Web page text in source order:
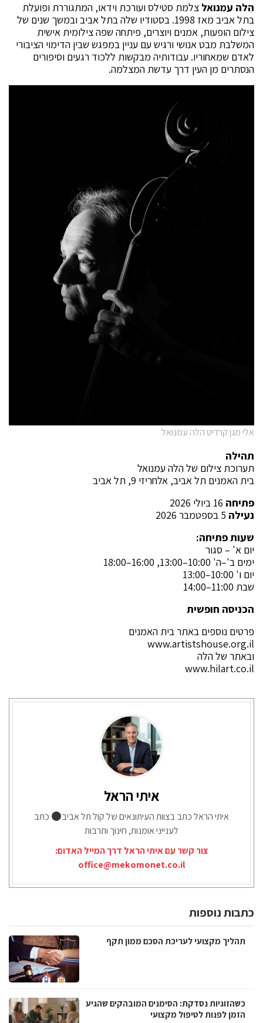
הִלה עמנואל צלמת סטילס ועורכת וידאו, המתגוררת ופועלת
בתל אביב מאז 1998. בסטודיו שלה בתל אביב ובמשך שנים של
צילום הופעות, אמנים ויוצרים, פיתחה שפה צילומית אישית
המשלבת מבט אנושי ורגיש עם עניין במפגש שבין הדימוי הציבורי
לאדם שמאחוריו. עבודותיה מבקשות ללכוד רגעים וסיפורים
הנסתרים מן העין דרך עדשת המצלמה.
אלי מגן קרדיט הלה עמנואל
תהילה
תערוכת צילום של הִלה עמנואל
בית האמנים תל אביב, אלחריזי 9, תל אביב
פתיחה
נעילה
שעות פתיחה:
יום א' – סגור
ימים ב'–ה' 10:00–13:00, 16:00–18:00
יום ו' 10:00–13:00
שבת 11:00–14:00
הכניסה חופשית
פרטים נוספים באתר בית האמנים
www.artistshouse.org.il
ובאתר של הלה
www.hilart.co.il
איתי הראל
איתי הראל כתב בצוות העיתונאים של קול תל אביב
כתב
לענייני אומנות, חינוך ותרבות
צור קשר עם איתי הראל דרך המייל האדום:
office@mekomonet.co.il
כתבות נוספות
תהליך מקצועי לעריכת הסכם ממון תקף
כשהזוגיות נסדקת: הסימנים המובהקים שהגיע
הזמן לפנות לטיפול מקצועי